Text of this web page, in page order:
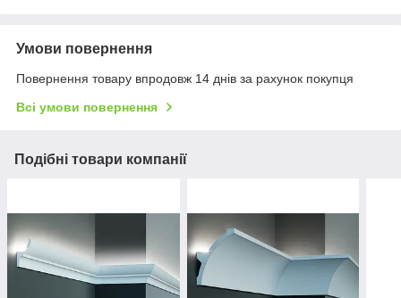
Умови повернення
Повернення товару впродовж 14 днів за рахунок покупця
Всі умови повернення
Подібні товари компанії